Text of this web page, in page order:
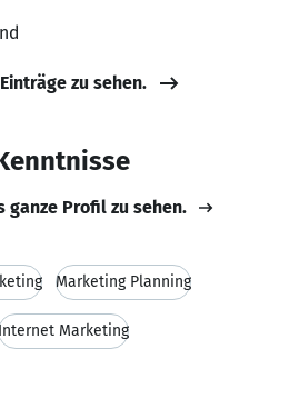
zu sehen.
ganze Profil zu sehen.
Marketing Planning
Marketing